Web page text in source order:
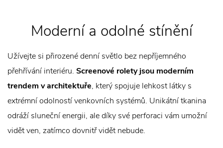
Moderní a odolné stínění
Užívejte si přirozené denní světlo bez nepříjemného
přehřívání interiéru. Screenové rolety jsou moderním
trendem v architektuře, který spojuje lehkost látky s
extrémní odolností venkovních systémů. Unikátní tkanina
odráží sluneční energii, ale díky své perforaci vám umožní
vidět ven, zatímco dovnitř vidět nebude.